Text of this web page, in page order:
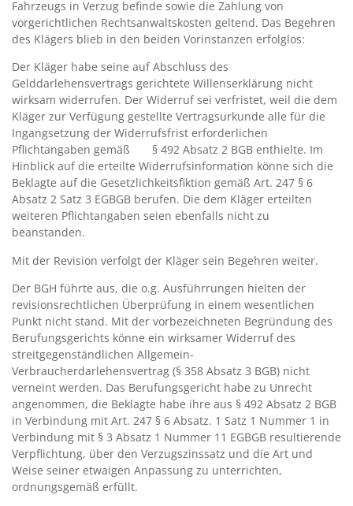
Fahrzeugs in Verzug befinde sowie die Zahlung von
vorgerichtlichen Rechtsanwaltskosten geltend. Das Begehren
des Klägers blieb in den beiden Vorinstanzen erfolglos:
Der Kläger habe seine auf Abschluss des
Gelddarlehensvertrags gerichtete Willenserklärung nicht
wirksam widerrufen. Der Widerruf sei verfristet, weil die dem
Kläger zur Verfügung gestellte Vertragsurkunde alle für die
Ingangsetzung der Widerrufsfrist erforderlichen
Pflichtangaben gemäß § 492 Absatz 2 BGB enthielte. Im
Hinblick auf die erteilte Widerrufsinformation könne sich die
Beklagte auf die Gesetzlichkeitsfiktion gemäß Art. 247 § 6
Absatz 2 Satz 3 EGBGB berufen. Die dem Kläger erteilten
weiteren Pflichtangaben seien ebenfalls nicht zu
beanstanden.
Mit der Revision verfolgt der Kläger sein Begehren weiter.
Der BGH führte aus, die o.g. Ausführrungen hielten der
revisionsrechtlichen Überprüfung in einem wesentlichen
Punkt nicht stand. Mit der vorbezeichneten Begründung des
Berufungsgerichts könne ein wirksamer Widerruf des
streitgegenständlichen Allgemein-
Verbraucherdarlehensvertrag (§ 358 Absatz 3 BGB) nicht
verneint werden. Das Berufungsgericht habe zu Unrecht
angenommen, die Beklagte habe ihre aus § 492 Absatz 2 BGB
in Verbindung mit Art. 247 § 6 Absatz. 1 Satz 1 Nummer 1 in
Verbindung mit § 3 Absatz 1 Nummer 11 EGBGB resultierende
Verpflichtung, über den Verzugszinssatz und die Art und
Weise seiner etwaigen Anpassung zu unterrichten,
ordnungsgemäß erfüllt.